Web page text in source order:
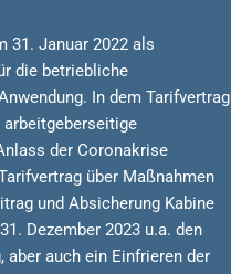
31. Januar 2022 als
die betriebliche
In dem Tarifvertrag
der Coronakrise
über Maßnahmen
und Absicherung Kabine
Dezember 2023 u.a. den
auch ein Einfrieren der